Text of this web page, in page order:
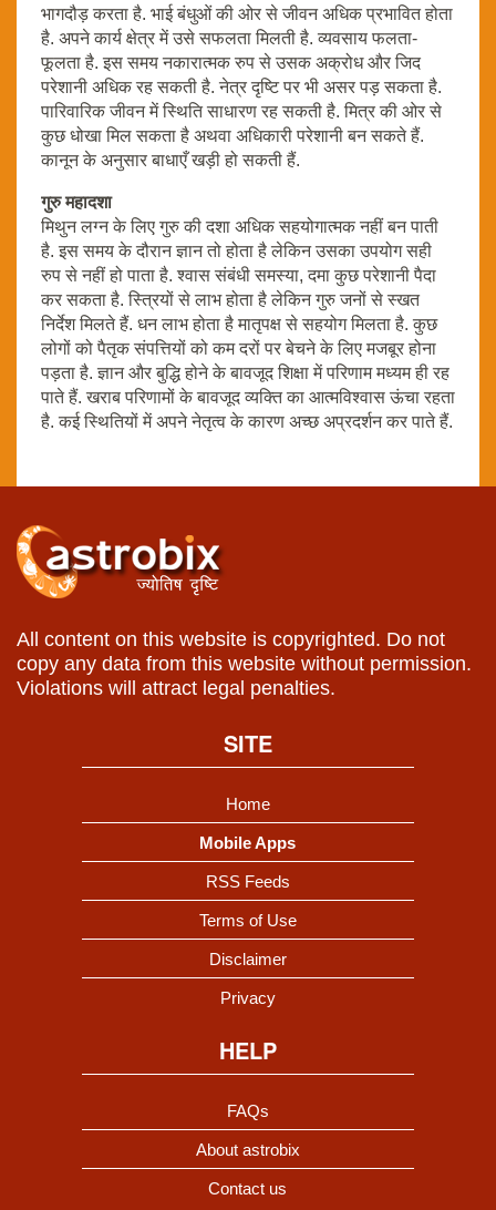
भागदौड़ करता है. भाई बंधुओं की ओर से जीवन अधिक प्रभावित होता
है. अपने कार्य क्षेत्र में उसे सफलता मिलती है. व्यवसाय फलता-
फूलता है. इस समय नकारात्मक रुप से उसक अक्रोध और जिद
परेशानी अधिक रह सकती है. नेत्र दृष्टि पर भी असर पड़ सकता है.
पारिवारिक जीवन में स्थिति साधारण रह सकती है. मित्र की ओर से
कुछ धोखा मिल सकता है अथवा अधिकारी परेशानी बन सकते हैं.
कानून के अनुसार बाधाएँ खड़ी हो सकती हैं.
गुरुमहादशा
मिथुन लग्न के लिए गुरु की दशा अधिक सहयोगात्मक नहीं बन पाती
है. इस समय के दौरान ज्ञान तो होता है लेकिन उसका उपयोग सही
रुप से नहीं हो पाता है. श्वास संबंधी समस्या, दमा कुछ परेशानी पैदा
कर सकता है. स्त्रियों से लाभ होता है लेकिन गुरु जनों से स्खत
निर्देश मिलते हैं. धन लाभ होता है मातृपक्ष से सहयोग मिलता है. कुछ
लोगों को पैतृक संपत्तियों को कम दरों पर बेचने के लिए मजबूर होना
पड़ता है. ज्ञान और बुद्धि होने के बावजूद शिक्षा में परिणाम मध्यम ही रह
पाते हैं. खराब परिणामों के बावजूद व्यक्ति का आत्मविश्वास ऊंचा रहता
है. कई स्थितियों में अपने नेतृत्व के कारण अच्छ अप्रदर्शन कर पाते हैं.
All content on this website is copyrighted. Do not
copy any data from this website without permission.
Violations will attract legal penalties.
SITE
Home
Mobile Apps
RSS Feeds
Terms of Use
Disclaimer
Privacy
HELP
FAQs
About astrobix
Contact us